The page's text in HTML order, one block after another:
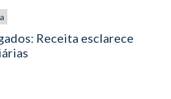
Receita esclarece